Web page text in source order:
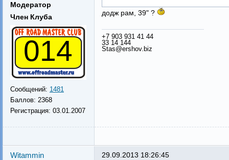
Модератор
Член Клуба
014
Сообщений: 1481
Баллов: 2368
Регистрация: 03.01.2007
додж рам, 39" ?
+7 903 931 41 44
33 14 144
Stas@ershov.biz
Witammin 29.09.2013 18:26:45